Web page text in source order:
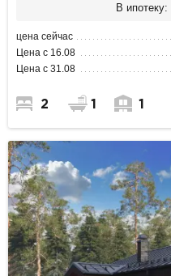
В ипотеку:
цена сейчас
Цена с 16.08
Цена с 31.08
2 1 1